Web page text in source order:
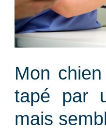
Mon
tapé par
mais